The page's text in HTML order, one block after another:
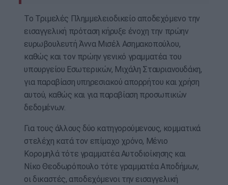
Το Τριμελές Πλημμελειοδικείο αποδεχόμενο την
εισαγγελική πρόταση κήρυξε ένοχη την πρώην
ευρωβουλευτή Άννα Μισέλ Ασημακοπούλου,
καθώς και τον πρώην γενικό γραμματέα του
υπουργείου Εσωτερικών, Μιχάλη Σταυριανουδάκη,
για παραβίαση υπηρεσιακού απορρήτου και χρήση
αυτού, καθώς και για παραβίαση προσωπικών
δεδομένων.
Για τους άλλους δύο κατηγορούμενους, κομματικά
στελέχη κατά τον επίμαχο χρόνο, Μένιο
Κορομηλά τότε γραμματέα Αυτοδιοίκησης και
Νίκο Θεοδωρόπουλο τότε γραμματέα Αποδήμων,
οι δικαστές, αποδεχόμενοι την εισαγγελική